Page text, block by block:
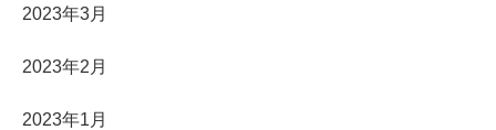
2023年3月
2023年2月
2023年1月